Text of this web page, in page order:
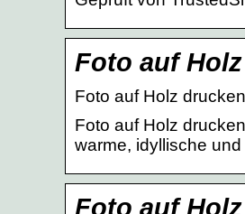
Foto auf
Foto auf Holz
Foto auf Holz
warme, idyllische
Foto auf